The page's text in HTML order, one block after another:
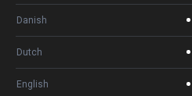
Danish
Dutch
English